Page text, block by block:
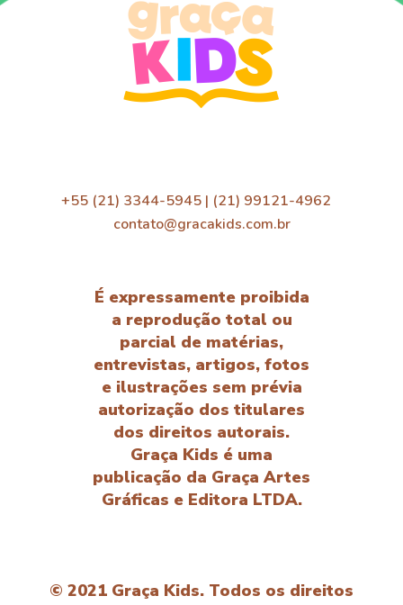
+55 (21) 3344-5945 | (21) 99121-4962
contato@gracakids.com.br
É expressamente proibida
a reprodução total ou
parcial de matérias,
entrevistas, artigos, fotos
e ilustrações sem prévia
autorização dos titulares
dos direitos autorais.
Graça Kids é uma
publicação da Graça Artes
Gráficas e Editora LTDA.
© 2021 Graça Kids. Todos os direitos